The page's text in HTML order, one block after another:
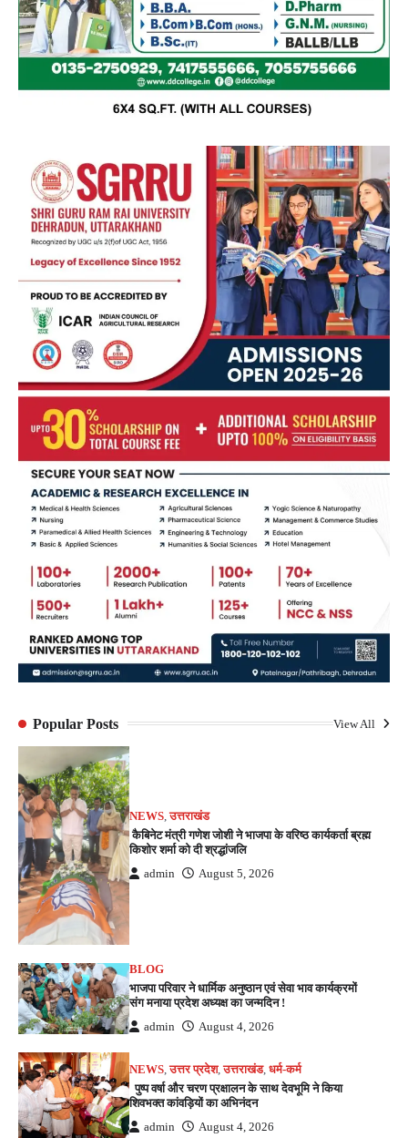
Popular Posts View All
NEWS ,उत्तराखंड
कैबिनेट मंत्री गणेश जोशी ने भाजपा के वरिष्ठ कार्यकर्ता ब्रह्म
किशोर शर्मा को दी श्रद्धांजलि
admin August 5, 2026
BLOG
भाजपा परिवार ने धार्मिक अनुष्ठान एवं सेवा भाव कार्यक्रमों
संग मनाया प्रदेश अध्यक्ष का जन्मदिन !
admin August 4, 2026
NEWS,उत्तर प्रदेश,उत्तराखंड,धर्म-कर्म
पुष्प वर्षा और चरण प्रक्षालन के साथ देवभूमि ने किया
शिवभक्त कांवड़ियों का अभिनंदन
admin August 4, 2026